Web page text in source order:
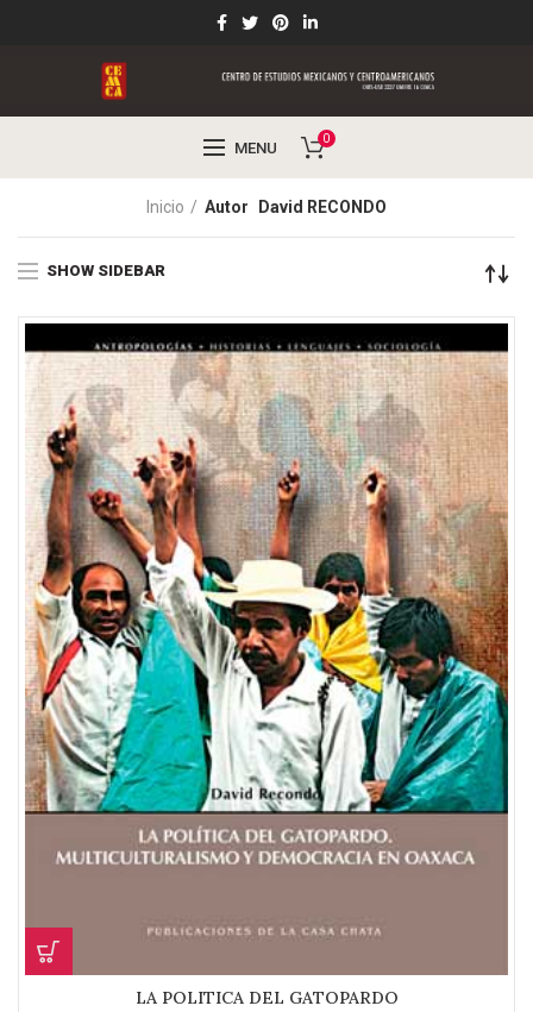
MENU 0
Inicio Autor David RECONDO
SHOW SIDEBAR
LA POLITICA DEL GATOPARDO